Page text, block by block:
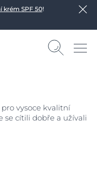
krém SPF 50!
vysoce kvalitní
se cítili dobře a užívali